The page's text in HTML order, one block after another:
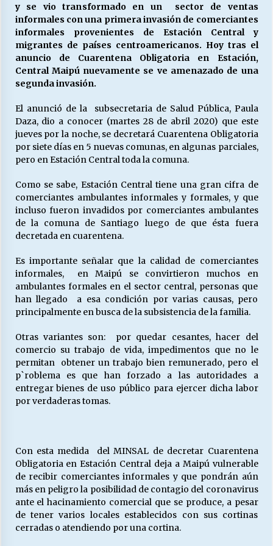
Releyendo la Rerum Novarum a 135 años. “La
cuestión social hoy”.
16/05/2026
Nuestras Almas)
30/04/2026
¿Asesores con doble sueldo?
18/04/2026
Chile y sus segmentos de la riqueza
06/04/2026
y se vio transformado en un sector de ventas
informales con una primera invasión de comerciantes
informales provenientes de Estación Central y
migrantes de países centroamericanos. Hoy tras el
anuncio de Cuarentena Obligatoria en Estación,
Central Maipú nuevamente se ve amenazado de una
segunda invasión.
El anunció de la subsecretaria de Salud Pública, Paula
Daza, dio a conocer (martes 28 de abril 2020) que este
jueves por la noche, se decretará Cuarentena Obligatoria
por siete días en 5 nuevas comunas, en algunas parciales,
pero en Estación Central toda la comuna.
Como se sabe, Estación Central tiene una gran cifra de
comerciantes ambulantes informales y formales, y que
incluso fueron invadidos por comerciantes ambulantes
de la comuna de Santiago luego de que ésta fuera
decretada en cuarentena.
Es importante señalar que la calidad de comerciantes
informales, en Maipú se convirtieron muchos en
ambulantes formales en el sector central, personas que
han llegado a esa condición por varias causas, pero
principalmente en busca de la subsistencia de la familia.
Otras variantes son: por quedar cesantes, hacer del
comercio su trabajo de vida, impedimentos que no le
permitan obtener un trabajo bien remunerado, pero el
p`roblema es que han forzado a las autoridades a
entregar bienes de uso público para ejercer dicha labor
por verdaderas tomas.
Con esta medida del MINSAL de decretar Cuarentena
Obligatoria en Estación Central deja a Maipú vulnerable
de recibir comerciantes informales y que pondrán aún
más en peligro la posibilidad de contagio del coronavirus
ante el hacinamiento comercial que se produce, a pesar
de tener varios locales establecidos con sus cortinas
cerradas o atendiendo por una cortina.